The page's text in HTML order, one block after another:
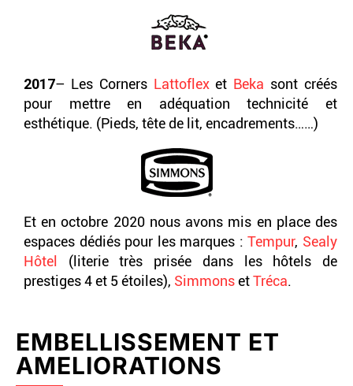
2017– Les Corners Lattoflexet Beka sont créés
pour mettre en adéquation technicité et
esthétique. (Pieds, tête de lit, encadrements……)
Et en octobre 2020 nous avons mis en place des
espaces dédiés pour les marques :Tempur, Sealy
Hôtel (literie très prisée dans les hôtels de
prestiges 4 et 5 étoiles), SimmonsetTréca.
EMBELLISSEMENT ET
AMELIORATIONS